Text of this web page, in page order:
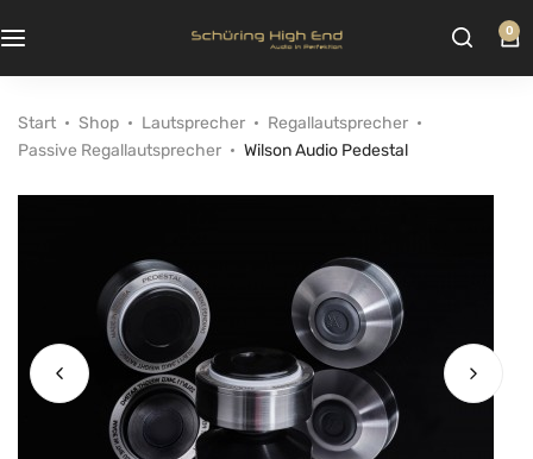
0
Start Shop Lautsprecher
Regallautsprecher
Passive Regallautsprecher
Wilson Audio Pedestal